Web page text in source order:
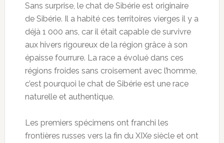
Sans surprise, le chat de Sibérie est originaire
de Sibérie. Il a habité ces territoires vierges il y a
déjà 1 000 ans, car il était capable de survivre
aux hivers rigoureux de la région grâce à son
épaisse fourrure. La race a évolué dans ces
régions froides sans croisement avec l’homme,
c’est pourquoi le chat de Sibérie est une race
naturelle et authentique.
Les premiers spécimens ont franchi les
frontières russes vers la fin du XIXe siècle et ont